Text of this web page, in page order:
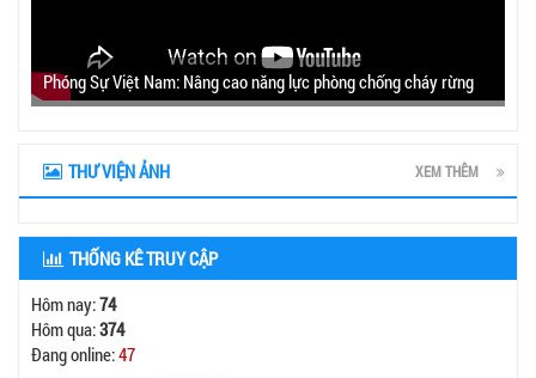
Phóng Sự Việt Nam: Nâng cao năng lực phòng chống cháy rừng
THƯ VIỆN ẢNH XEM THÊM
THỐNG KÊ TRUY CẬP
Hôm nay:74
Hôm qua:374
Đang online:47